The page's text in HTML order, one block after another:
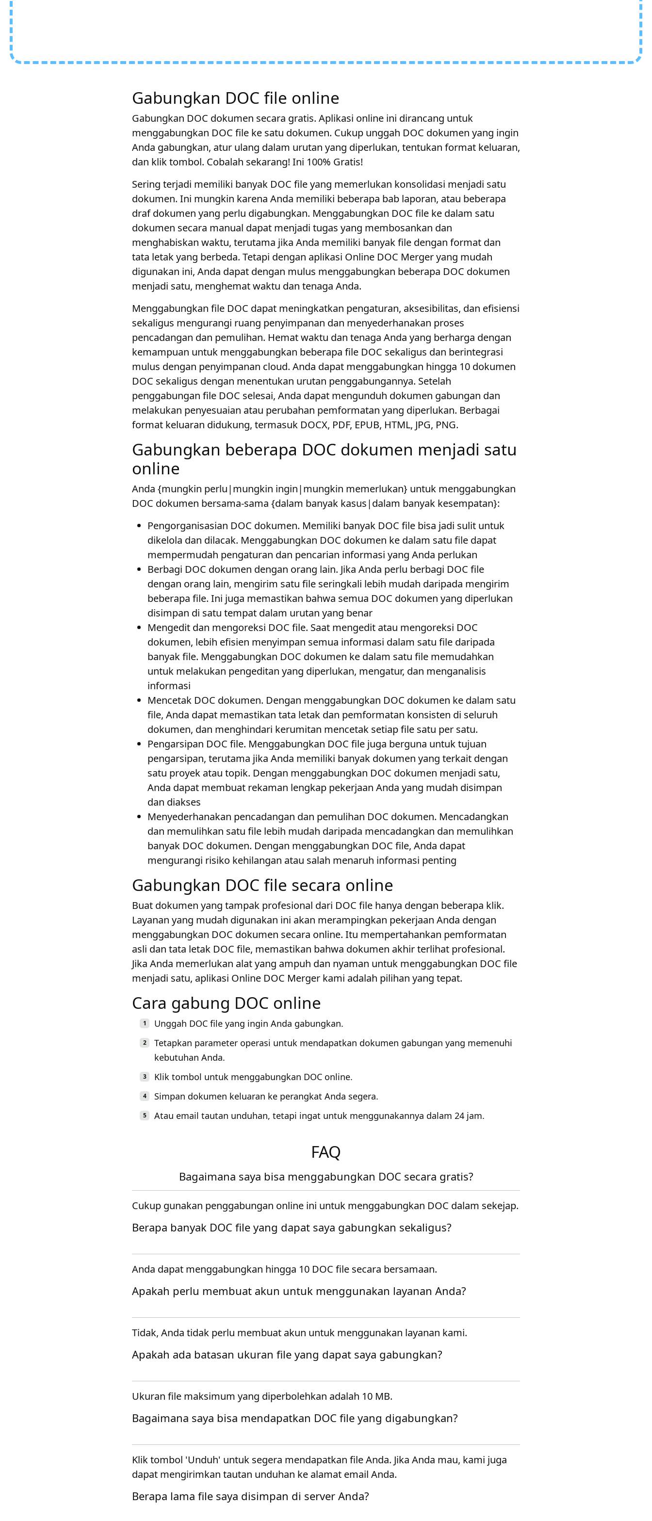
Gabungkan DOC file online
Gabungkan DOC dokumen secara gratis. Aplikasi online ini dirancang untuk
menggabungkan DOC file ke satu dokumen. Cukup unggah DOC dokumen yang ingin
Anda gabungkan, atur ulang dalam urutan yang diperlukan, tentukan format keluaran,
dan klik tombol. Cobalah sekarang! Ini 100% Gratis!
Sering terjadi memiliki banyak DOC file yang memerlukan konsolidasi menjadi satu
dokumen. Ini mungkin karena Anda memiliki beberapa bab laporan, atau beberapa
draf dokumen yang perlu digabungkan. Menggabungkan DOC file ke dalam satu
dokumen secara manual dapat menjadi tugas yang membosankan dan
menghabiskan waktu, terutama jika Anda memiliki banyak file dengan format dan
tata letak yang berbeda. Tetapi dengan aplikasi Online DOC Merger yang mudah
digunakan ini, Anda dapat dengan mulus menggabungkan beberapa DOC dokumen
menjadi satu, menghemat waktu dan tenaga Anda.
Menggabungkan file DOC dapat meningkatkan pengaturan, aksesibilitas, dan efisiensi
sekaligus mengurangi ruang penyimpanan dan menyederhanakan proses
pencadangan dan pemulihan. Hemat waktu dan tenaga Anda yang berharga dengan
kemampuan untuk menggabungkan beberapa file DOC sekaligus dan berintegrasi
mulus dengan penyimpanan cloud. Anda dapat menggabungkan hingga 10 dokumen
DOC sekaligus dengan menentukan urutan penggabungannya. Setelah
penggabungan file DOC selesai, Anda dapat mengunduh dokumen gabungan dan
melakukan penyesuaian atau perubahan pemformatan yang diperlukan. Berbagai
format keluaran didukung, termasuk DOCX, PDF, EPUB, HTML, JPG, PNG.
Gabungkan beberapa DOC dokumen menjadi satu
online
Anda {mungkin perlu|mungkin ingin|mungkin memerlukan} untuk menggabungkan
DOC dokumen bersama-sama {dalam banyak kasus|dalam banyak kesempatan}:
Pengorganisasian DOC dokumen. Memiliki banyak DOC file bisa jadi sulit untuk
dikelola dan dilacak. Menggabungkan DOC dokumen ke dalam satu file dapat
mempermudah pengaturan dan pencarian informasi yang Anda perlukan
Berbagi DOC dokumen dengan orang lain. Jika Anda perlu berbagi DOC file
dengan orang lain, mengirim satu file seringkali lebih mudah daripada mengirim
beberapa file. Ini juga memastikan bahwa semua DOC dokumen yang diperlukan
disimpan di satu tempat dalam urutan yang benar
Mengedit dan mengoreksi DOC file. Saat mengedit atau mengoreksi DOC
dokumen, lebih efisien menyimpan semua informasi dalam satu file daripada
banyak file. Menggabungkan DOC dokumen ke dalam satu file memudahkan
untuk melakukan pengeditan yang diperlukan, mengatur, dan menganalisis
informasi
Mencetak DOC dokumen. Dengan menggabungkan DOC dokumen ke dalam satu
file, Anda dapat memastikan tata letak dan pemformatan konsisten di seluruh
dokumen, dan menghindari kerumitan mencetak setiap file satu per satu.
Pengarsipan DOC file. Menggabungkan DOC file juga berguna untuk tujuan
pengarsipan, terutama jika Anda memiliki banyak dokumen yang terkait dengan
satu proyek atau topik. Dengan menggabungkan DOC dokumen menjadi satu,
Anda dapat membuat rekaman lengkap pekerjaan Anda yang mudah disimpan
dan diakses
Menyederhanakan pencadangan dan pemulihan DOC dokumen. Mencadangkan
dan memulihkan satu file lebih mudah daripada mencadangkan dan memulihkan
banyak DOC dokumen. Dengan menggabungkan DOC file, Anda dapat
mengurangi risiko kehilangan atau salah menaruh informasi penting
Gabungkan DOC file secara online
Buat dokumen yang tampak profesional dari DOC file hanya dengan beberapa klik.
Layanan yang mudah digunakan ini akan merampingkan pekerjaan Anda dengan
menggabungkan DOC dokumen secara online. Itu mempertahankan pemformatan
asli dan tata letak DOC file, memastikan bahwa dokumen akhir terlihat profesional.
Jika Anda memerlukan alat yang ampuh dan nyaman untuk menggabungkan DOC file
menjadi satu, aplikasi Online DOC Merger kami adalah pilihan yang tepat.
Cara gabung DOC online
Unggah DOC file yang ingin Anda gabungkan.
Tetapkan parameter operasi untuk mendapatkan dokumen gabungan yang memenuhi
kebutuhan Anda.
Klik tombol untuk menggabungkan DOC online.
Simpan dokumen keluaran ke perangkat Anda segera.
Atau email tautan unduhan, tetapi ingat untuk menggunakannya dalam 24 jam.
FAQ
Bagaimana saya bisa menggabungkan DOC secara gratis?
Cukup gunakan penggabungan online ini untuk menggabungkan DOC dalam sekejap.
Berapa banyak DOC file yang dapat saya gabungkan sekaligus?
Anda dapat menggabungkan hingga 10 DOC file secara bersamaan.
Apakah perlu membuat akun untuk menggunakan layanan Anda?
Tidak, Anda tidak perlu membuat akun untuk menggunakan layanan kami.
Apakah ada batasan ukuran file yang dapat saya gabungkan?
Ukuran file maksimum yang diperbolehkan adalah 10 MB.
Bagaimana saya bisa mendapatkan DOC file yang digabungkan?
Klik tombol 'Unduh' untuk segera mendapatkan file Anda. Jika Anda mau, kami juga
dapat mengirimkan tautan unduhan ke alamat email Anda.
Berapa lama file saya disimpan di server Anda?